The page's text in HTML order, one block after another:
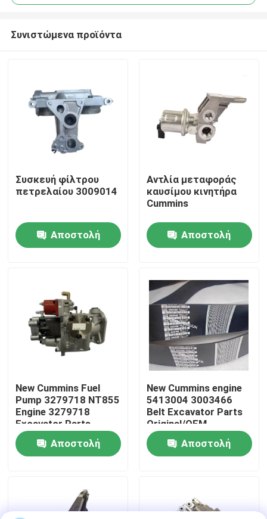
Αρχική Σελίδα
Σχετικά με εμάς
Ποιοτικός έλεγχος
Νέα
Ζητήστε ένα απόσπασμα
Ανταλλακτικά Cummins
Συνιστώμενα προϊόντα
Συσκευή φίλτρου
πετρελαίου 3009014
Αποστολή
Αντλία μεταφοράς
καυσίμου κινητήρα
Cummins
Αποστολή
New Cummins Fuel
Pump 3279718 NT855
Engine 3279718
Excavator Parts
Original/OEM
Αποστολή
New Cummins engine
5413004 3003466
Belt Excavator Parts
Original/OEM
Αποστολή